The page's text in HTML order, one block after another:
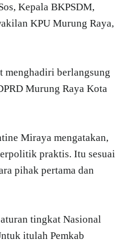
Kepala BKPSDM,
KPU Murung Raya,
menghadiri berlangsung
Murung Raya Kota
Miraya mengatakan,
praktis. Itu sesuai
pihak pertama dan
tingkat Nasional
itulah Pemkab